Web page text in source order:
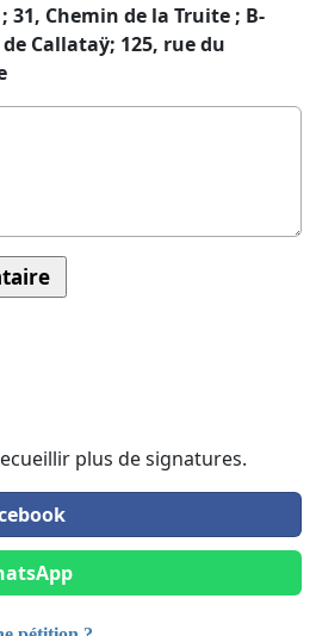
31, Chemin de la Truite ; B-
Callataÿ; 125, rue du
plus de signatures.